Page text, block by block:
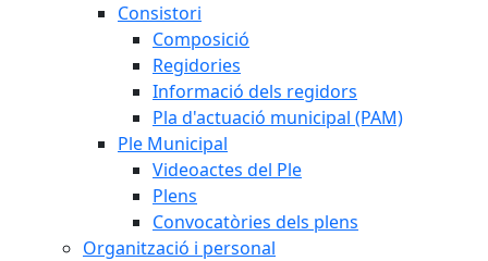
Consistori
Composició
Regidories
Informació dels regidors
Pla d'actuació municipal (PAM)
Ple Municipal
Videoactes del Ple
Plens
Convocatòries dels plens
Organització i personal